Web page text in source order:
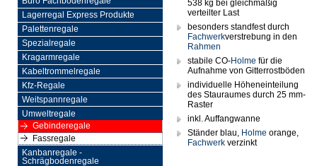
Lagerregal Express Produkte
Palettenregale
Spezialregale
Kragarmregale
Kabeltrommelregale
Kfz-Regale
Weitspannregale
Umweltregale
Gebinderegale
Fassregale
Kanbanregale -
Schrägbodenregale
538 kg bei gleichmäßig
verteilter Last
besonders standfest durch
Fachwerkverstrebung in den
Rahmen
stabile CO-Holme für die
Aufnahme von Gitterrostböden
individuelle Höheneinteilung
des Stauraumes durch 25 mm-
Raster
inkl. Auffangwanne
Ständer blau, Holme orange,
Fachwerkverzinkt